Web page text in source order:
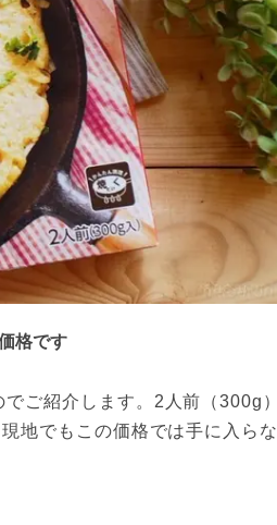
格です
ご紹介します。2人前（300g）
地でもこの価格では手に入らな